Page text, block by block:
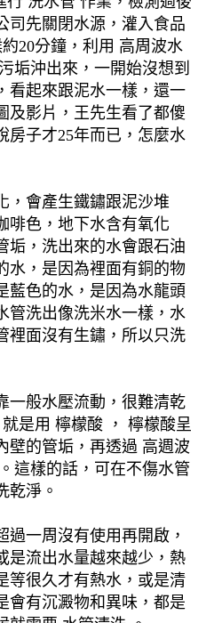
司先關閉水源，灌入食品
20分鐘，利用 高周波水
垢沖出來，一開始沒想到
看起來跟泥水一樣，還一
及影片，王先生看了都傻
房子才25年而已，怎麼水
，會產生鐵鏽跟泥沙堆
啡色，地下水含有氧化
垢，洗出來的水會跟石油
水，是因為裡面有銅的物
藍色的水，是因為水龍頭
管洗出像洗米水一樣，水
裡面沒有生鏽，所以只洗
一般水壓流動，很難清乾
是用 檸檬酸 ， 檸檬酸呈
壁的管垢，再透過 高週波
這樣的話，可在不傷水管
乾淨。
一周沒有使用再開啟，
是流出水量越來越少，熱
等很久才有熱水，或是清
會有沉澱物和異味，都是